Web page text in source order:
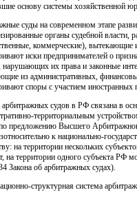
основу системы хозяйственной
суды на современном этапе
органы судебной
коммерческие), вытекающие
иски предпринимателей о
нарушающих их права и законные
из административных,
споры с участием иностранных
судов в РФ связана в
территориальным
предложению Высшего
к национально-
на территории нескольких
на территории одного субъекта РФ
Закона об арбитражных судах).
структурная система